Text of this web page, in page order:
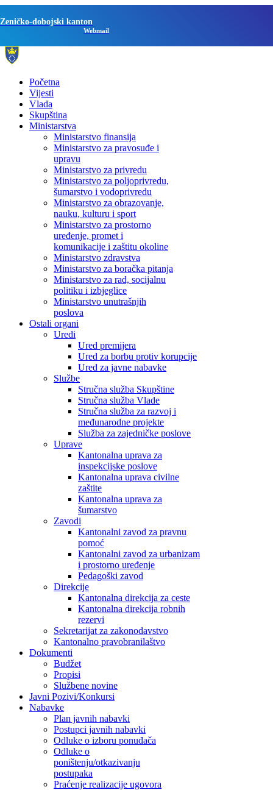
Zeničko-dobojski kanton
Webmail
Početna
Vijesti
Vlada
Skupština
Ministarstva
Ministarstvo finansija
Ministarstvo za pravosuđe i
upravu
Ministarstvo za privredu
Ministarstvo za poljoprivredu,
šumarstvo i vodoprivredu
Ministarstvo za obrazovanje,
nauku, kulturu i sport
Ministarstvo za prostorno
uređenje, promet i
komunikacije i zaštitu okoline
Ministarstvo zdravstva
Ministarstvo za boračka pitanja
Ministarstvo za rad, socijalnu
politiku i izbjeglice
Ministarstvo unutrašnjih
poslova
Ostali organi
Uredi
Ured premijera
Ured za borbu protiv korupcije
Ured za javne nabavke
Službe
Stručna služba Skupštine
Stručna služba Vlade
Stručna služba za razvoj i
međunarodne projekte
Služba za zajedničke poslove
Uprave
Kantonalna uprava za
inspekcijske poslove
Kantonalna uprava civilne
zaštite
Kantonalna uprava za
šumarstvo
Zavodi
Kantonalni zavod za pravnu
pomoć
Kantonalni zavod za urbanizam
i prostorno uređenje
Pedagoški zavod
Direkcije
Kantonalna direkcija za ceste
Kantonalna direkcija robnih
rezervi
Sekretarijat za zakonodavstvo
Kantonalno pravobranilaštvo
Dokumenti
Budžet
Propisi
Službene novine
Javni Pozivi/Konkursi
Nabavke
Plan javnih nabavki
Postupci javnih nabavki
Odluke o izboru ponuđača
Odluke o
poništenju/otkazivanju
postupaka
Praćenje realizacije ugovora